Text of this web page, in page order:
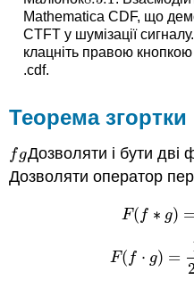
Mathematica CDF, що
CTFT у шумізації
клацніть правою
.cdf.
Теорема згортки
f
f g
gДозволяти і бути дві
Дозволяти оператор
F( f ∗ g) =
F (f ∗g )=
F( f ⋅ g) =
F (f ⋅g) =1 2